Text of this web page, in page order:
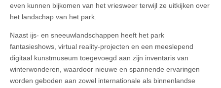
even kunnen bijkomen van het vriesweer terwijl ze uitkijken over
het landschap van het park.
Naast ijs- en sneeuwlandschappen heeft het park
fantasieshows, virtual reality-projecten en een meeslepend
digitaal kunstmuseum toegevoegd aan zijn inventaris van
winterwonderen, waardoor nieuwe en spannende ervaringen
worden geboden aan zowel internationale als binnenlandse